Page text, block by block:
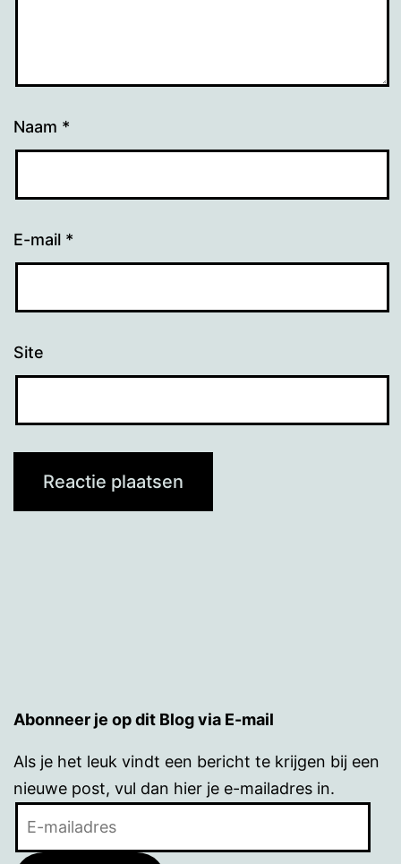
Naam *
E-mail *
Site
Abonneer je op dit Blog via E-mail
Als je het leuk vindt een bericht te krijgen bij een
nieuwe post, vul dan hier je e-mailadres in.